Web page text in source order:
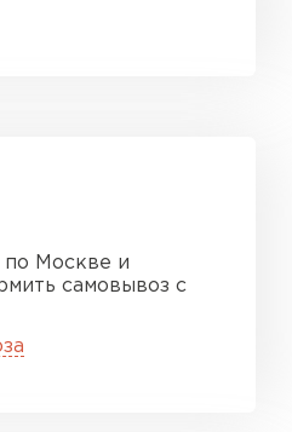
по Москве и
самовывоз с